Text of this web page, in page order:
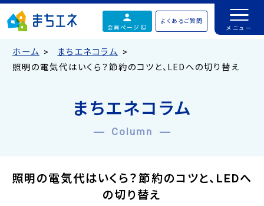
会員ページ
よくあるご質問
ホーム
まちエネコラム
照明の電気代はいくら？節約のコツと、LEDへの切り替え
まちエネコラム
Column
照明の電気代はいくら？節約のコツと、LEDへ
の切り替え